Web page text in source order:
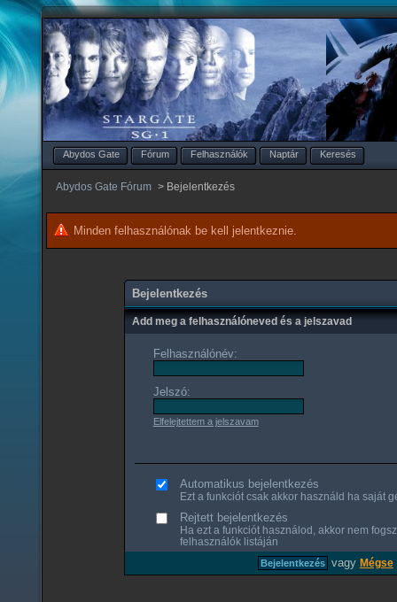
Abydos Gate Fórum Felhasználók Naptár Keresés
Abydos Gate Fórum > Bejelentkezés
Minden felhasználónak be kell jelentkeznie.
Bejelentkezés
Add meg a felhasználóneved és a jelszavad
Felhasználónév:
Jelszó:
Elfelejtettem a jelszavam
Automatikus bejelentkezés
Ezt a funkciót csak akkor használd ha saját
Rejtett bejelentkezés
Ha ezt a funkciót használod, akkor nem
felhasználók listáján
vagy Mégse